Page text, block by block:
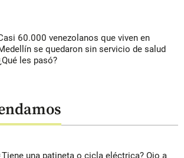
60.000 venezolanos que viven en
se quedaron sin servicio de salud
les pasó?
una patineta o cicla eléctrica? Ojo a